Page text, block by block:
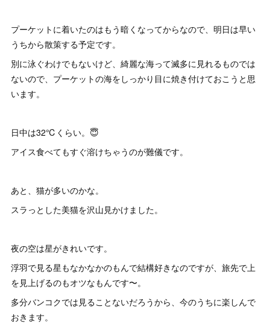
プーケットに着いたのはもう暗くなってからなので、明日は早い
うちから散策する予定です。
別に泳ぐわけでもないけど、綺麗な海って滅多に見れるものでは
ないので、プーケットの海をしっかり目に焼き付けておこうと思
います。
日中は32℃くらい。😇
アイス食べてもすぐ溶けちゃうのが難儀です。
あと、猫が多いのかな。
スラっとした美猫を沢山見かけました。
夜の空は星がきれいです。
浮羽で見る星もなかなかのもんで結構好きなのですが、旅先で上
を見上げるのもオツなもんです〜。
多分バンコクでは見ることないだろうから、今のうちに楽しんで
おきます。